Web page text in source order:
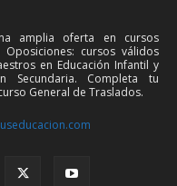
amplia oferta en cursos
cursos válidos
en Educación Infantil y
Secundaria. Completa tu
General de Traslados.